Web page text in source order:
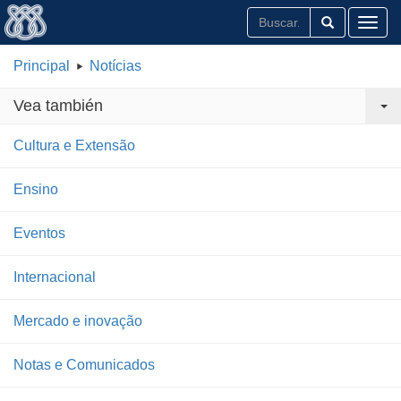
Principal Notícias
Vea también
Cultura e Extensão
Ensino
Eventos
Internacional
Mercado e inovação
Notas e Comunicados